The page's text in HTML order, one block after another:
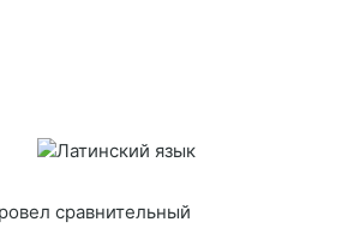
сравнительный